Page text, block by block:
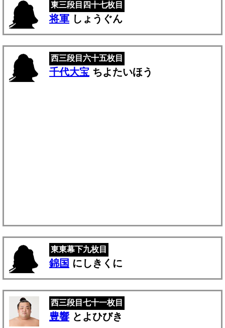
東三段目四十七枚目
将軍 しょうぐん
西三段目六十五枚目
千代大宝 ちよたいほう
東東幕下九枚目
錦国 にしきくに
西三段目七十一枚目
豊響 とよひびき